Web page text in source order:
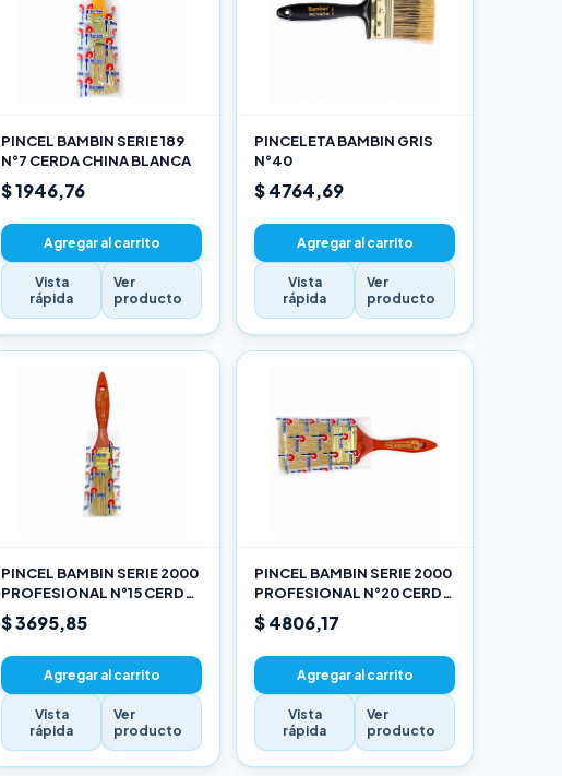
PINCEL BAMBIN SERIE 189
N°7 CERDA CHINA BLANCA
$ 1946,76
Agregar al carrito
Vista
rápida
Ver
producto
PINCELETA BAMBIN GRIS
N°40
$ 4764,69
Agregar al carrito
Vista
rápida
Ver
producto
PINCEL BAMBIN SERIE 2000
PROFESIONAL N°15 CERDA
CHINA BLANCA
$ 3695,85
Agregar al carrito
Vista
rápida
Ver
producto
PINCEL BAMBIN SERIE 2000
PROFESIONAL N°20 CERDA
CHINA BLANCA
$ 4806,17
Agregar al carrito
Vista
rápida
Ver
producto